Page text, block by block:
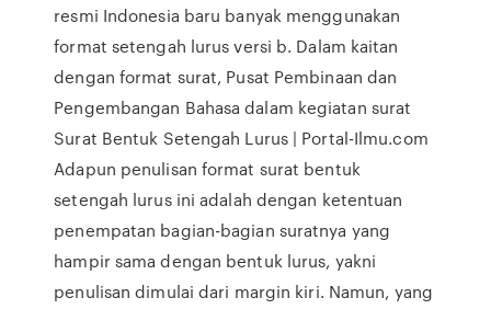
resmi Indonesia baru banyak menggunakan
format setengah lurus versi b. Dalam kaitan
dengan format surat, Pusat Pembinaan dan
Pengembangan Bahasa dalam kegiatan surat
Surat Bentuk Setengah Lurus | Portal-Ilmu.com
Adapun penulisan format surat bentuk
setengah lurus ini adalah dengan ketentuan
penempatan bagian-bagian suratnya yang
hampir sama dengan bentuk lurus, yakni
penulisan dimulai dari margin kiri. Namun, yang